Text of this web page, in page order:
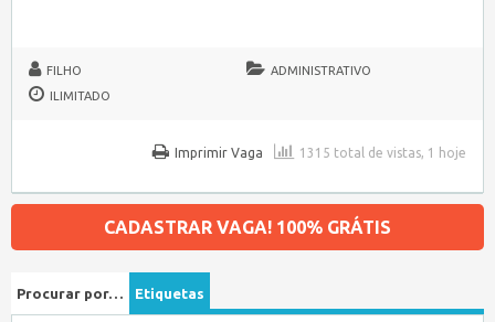
FILHO
ADMINISTRATIVO
ILIMITADO
1315 total de vistas, 1 hoje
Imprimir Vaga
CADASTRAR VAGA! 100% GRÁTIS
Procurar por… Etiquetas